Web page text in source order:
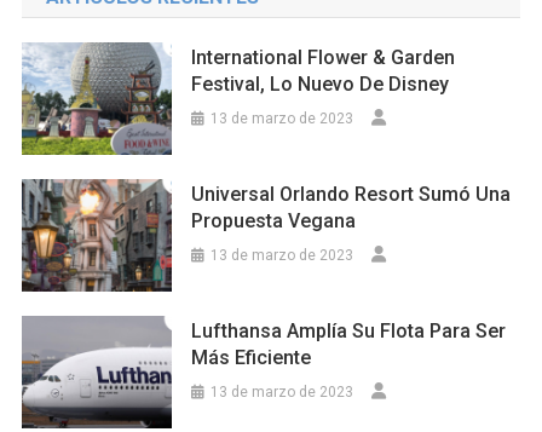
International Flower & Garden
Festival, Lo Nuevo De Disney
13 de marzo de 2023
Universal Orlando Resort Sumó Una
Propuesta Vegana
13 de marzo de 2023
Lufthansa Amplía Su Flota Para Ser
Más Eficiente
13 de marzo de 2023